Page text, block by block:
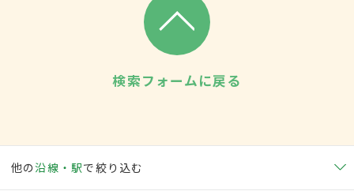
検索フォームに戻る
他の沿線・駅で絞り込む